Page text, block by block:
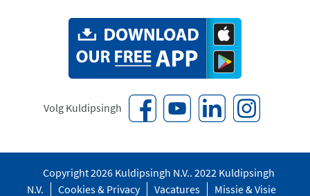
Volg Kuldipsingh
Copyright 2026 Kuldipsingh N.V.. 2022 Kuldipsingh
N.V.
Cookies & Privacy Vacatures Missie & Visie